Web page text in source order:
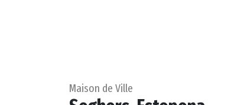
Maison de Ville